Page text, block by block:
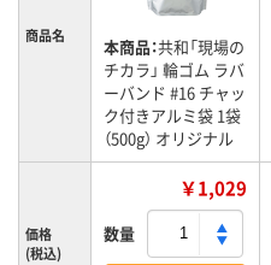
商品名 本商品：共和「現場の
チカラ」 輪ゴム ラバ
ーバンド #16 チャッ
ク付きアルミ袋 1袋
（500g） オリジナル
価格
(税込)
￥1,029
数量